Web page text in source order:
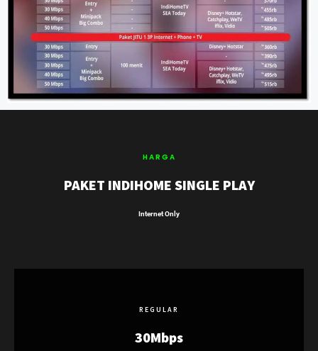
HARGA
PAKET INDIHOME SINGLE PLAY
Internet Only
REGULAR
30Mbps